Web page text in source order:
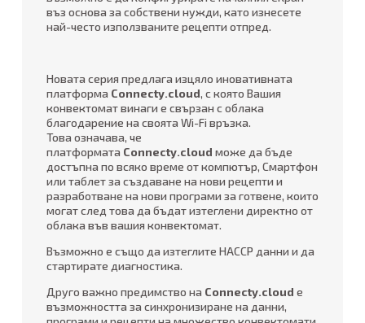
въз основа за собствени нужди, като изнесете
най-често използваните рецепти отпред.
Новата серия предлага изцяло иновативната
платформа Connecty.cloud, с която Вашия
конвектомат винаги е свързан с облака
благодарение на своята Wi-Fi връзка.
Това означава, че
платформата Connecty.cloud може да бъде
достъпна по всяко време от компютър, Смартфон
или таблет за създаване на нови рецепти и
разработване на нови програми за готвене, които
могат след това да бъдат изтеглени директно от
облака във вашия конвектомат.
Възможно е също да изтеглите HАССР данни и да
стартирате диагностика.
Друго важно предимство на Connecty.cloud е
възможността за синхронизиране на данни,